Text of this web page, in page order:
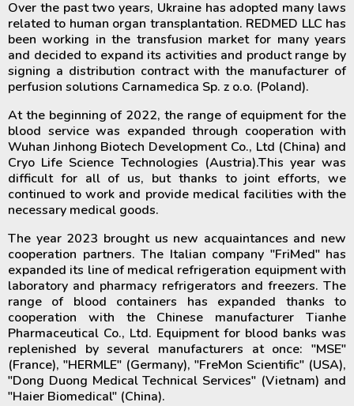
Over the past two years, Ukraine has adopted many laws
related to human organ transplantation. REDMED LLC has
been working in the transfusion market for many years
and decided to expand its activities and product range by
signing a distribution contract with the manufacturer of
perfusion solutions Carnamedica Sp. z o.o. (Poland).
At the beginning of 2022, the range of equipment for the
blood service was expanded through cooperation with
Wuhan Jinhong Biotech Development Co., Ltd (China) and
Cryo Life Science Technologies (Austria).This year was
difficult for all of us, but thanks to joint efforts, we
continued to work and provide medical facilities with the
necessary medical goods.
The year 2023 brought us new acquaintances and new
cooperation partners. The Italian company "FriMed" has
expanded its line of medical refrigeration equipment with
laboratory and pharmacy refrigerators and freezers. The
range of blood containers has expanded thanks to
cooperation with the Chinese manufacturer Tianhe
Pharmaceutical Co., Ltd. Equipment for blood banks was
replenished by several manufacturers at once: "MSE"
(France), "HERMLE" (Germany), "FreMon Scientific" (USA),
"Dong Duong Medical Technical Services" (Vietnam) and
"Haier Biomedical" (China).